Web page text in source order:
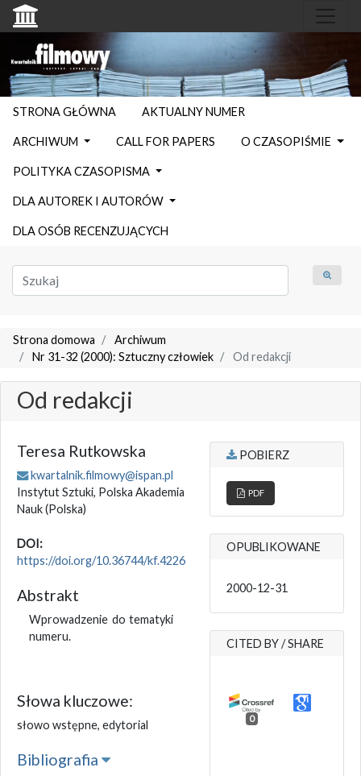
STRONA GŁÓWNA AKTUALNY NUMER
ARCHIWUM CALL FOR PAPERS O CZASOPIŚMIE
POLITYKA CZASOPISMA
DLA AUTOREK I AUTORÓW
DLA OSÓB RECENZUJĄCYCH
Strona domowa
Archiwum
Nr 31-32 (2000): Sztuczny człowiek
Od redakcji
Od redakcji
Teresa Rutkowska
kwartalnik.filmowy@ispan.pl
Instytut Sztuki, Polska Akademia
Nauk(Polska)
DOI:
https://doi.org/10.36744/kf.4226
Abstrakt
Wprowadzenie do tematyki
numeru.
Słowa kluczowe:
słowo wstępne, edytorial
Bibliografia
POBIERZ
PDF
OPUBLIKOWANE
2000-12-31
CITED BY / SHARE
0